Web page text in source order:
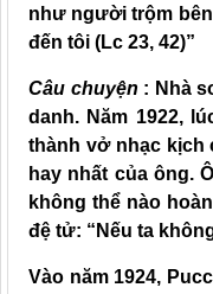
như người trộm
đến tôi (Lc 23, 42)”
Câu chuyện : Nhà
danh. Năm 1922,
thành vở nhạc kịch
hay nhất của ông.
không thể nào
đệ tử: “Nếu ta
Vào năm 1924,